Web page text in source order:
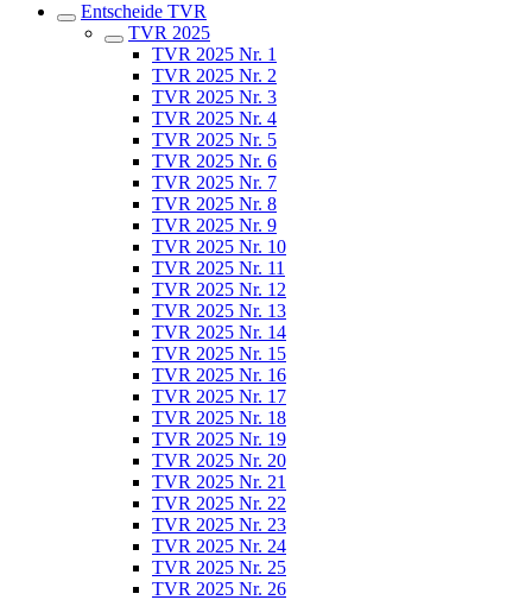
Entscheide TVR
TVR 2025
TVR 2025 Nr. 1
TVR 2025 Nr. 2
TVR 2025 Nr. 3
TVR 2025 Nr. 4
TVR 2025 Nr. 5
TVR 2025 Nr. 6
TVR 2025 Nr. 7
TVR 2025 Nr. 8
TVR 2025 Nr. 9
TVR 2025 Nr. 10
TVR 2025 Nr. 11
TVR 2025 Nr. 12
TVR 2025 Nr. 13
TVR 2025 Nr. 14
TVR 2025 Nr. 15
TVR 2025 Nr. 16
TVR 2025 Nr. 17
TVR 2025 Nr. 18
TVR 2025 Nr. 19
TVR 2025 Nr. 20
TVR 2025 Nr. 21
TVR 2025 Nr. 22
TVR 2025 Nr. 23
TVR 2025 Nr. 24
TVR 2025 Nr. 25
TVR 2025 Nr. 26